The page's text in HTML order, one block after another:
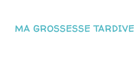
MA GROSSESSE TARDIVE